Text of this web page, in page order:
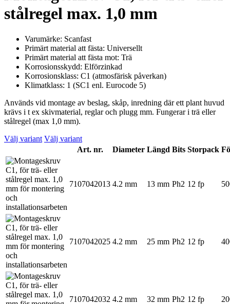
stålregel max. 1,0 mm
Varumärke: Scanfast
Primärt material att fästa: Universellt
Primärt material att fästa mot: Trä
Korrosionsskydd: Elförzinkad
Korrosionsklass: C1 (atmosfärisk påverkan)
Klimatklass: 1 (SC1 enl. Eurocode 5)
Används vid montage av beslag, skåp, inredning där ett plant huvud
krävs i t ex skivmaterial, reglar och plugg mm. Fungerar i trä eller
stålregel (max 1,0 mm).
Välj variant Välj variant
Art. nr.
Diameter Längd Bits Storpack
7107042013 4.2 mm 13 mm Ph2 12 fp
7107042025 4.2 mm 25 mm Ph2 12 fp
7107042032 4.2 mm 32 mm Ph2 12 fp